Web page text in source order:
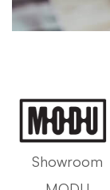
Showroom